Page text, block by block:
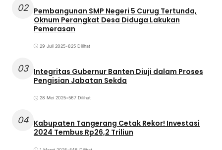
02 Pembangunan SMP Negeri 5 Curug Tertunda,
Oknum Perangkat Desa Diduga Lakukan
Pemerasan
29 Juli 2025•825 Dilihat
03 Integritas Gubernur Banten Diuji dalam Proses
Pengisian Jabatan Sekda
28 Mei 2025•567 Dilihat
04 Kabupaten Tangerang Cetak Rekor! Investasi
2024 Tembus Rp26,2 Triliun